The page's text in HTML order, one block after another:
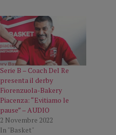
Serie B – Coach Del Re
presenta il derby
Fiorenzuola-Bakery
Piacenza: “Evitiamo le
pause” – AUDIO
2 Novembre 2022
In "Basket"